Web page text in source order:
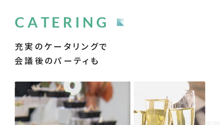
充実のケータリングで
会議後のパーティも
CATERING